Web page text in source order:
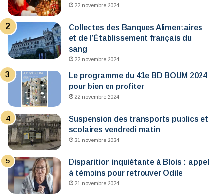
22 novembre 2024
Collectes des Banques Alimentaires
et de l’Établissement français du
sang
22 novembre 2024
Le programme du 41e BD BOUM 2024
pour bien en profiter
22 novembre 2024
Suspension des transports publics et
scolaires vendredi matin
21 novembre 2024
Disparition inquiétante à Blois : appel
à témoins pour retrouver Odile
21 novembre 2024